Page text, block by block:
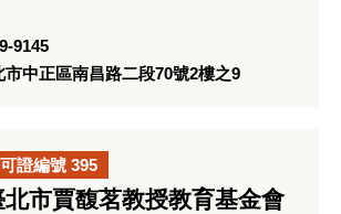
9145
中正區南昌路二段70號2樓之9
證編號 395
市賈馥茗教授教育基金會